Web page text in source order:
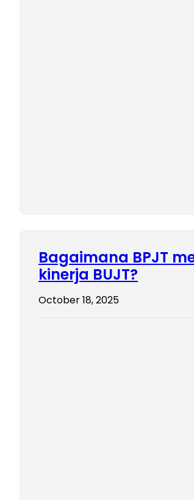
Bagaimana BPJT
kinerja BUJT?
October 18, 2025